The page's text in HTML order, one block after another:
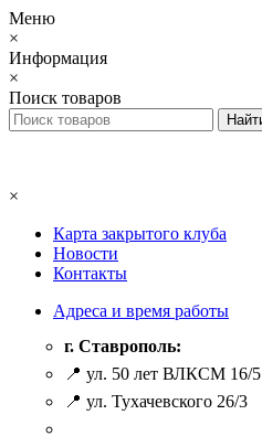
Меню
×
Информация
×
Поиск товаров
×
Карта закрытого клуба
Новости
Контакты
Адреса и время работы
г. Ставрополь:
📍 ул. 50 лет ВЛКСМ 16/5
📍 ул. Тухачевского 26/3